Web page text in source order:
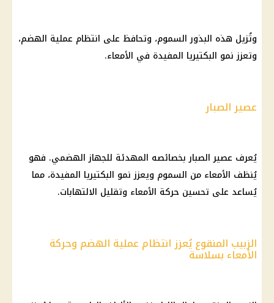
وتُزيل هذه البذور السموم، وتحافظ على انتظام عملية الهضم،
وتعزز نمو البكتيريا المفيدة في الأمعاء.
عصير الصبار
يُعرف عصير الصبار بخصائصه المهدئة للجهاز الهضمي. فهو
يُنظف الأمعاء من السموم ويعزز نمو البكتيريا المفيدة، مما
يُساعد على تحسين حركة الأمعاء وتقليل الالتهابات.
الزبيب المنقوع يُعزز انتظام عملية الهضم وحركة
الأمعاء بسلاسة